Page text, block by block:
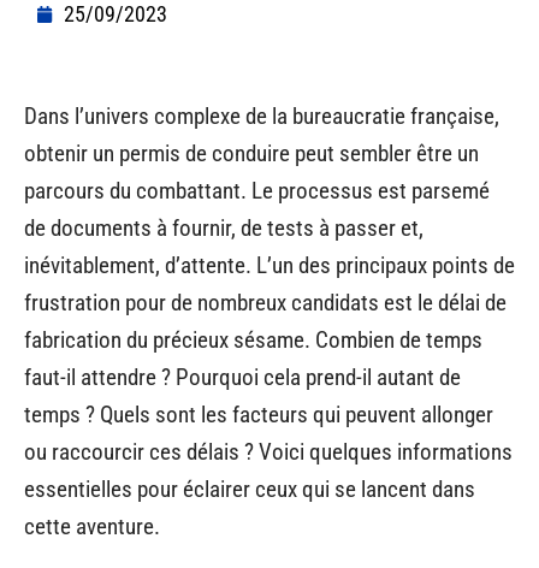
25/09/2023
Dans l’univers complexe de la bureaucratie française,
obtenir un permis de conduire peut sembler être un
parcours du combattant. Le processus est parsemé
de documents à fournir, de tests à passer et,
inévitablement, d’attente. L’un des principaux points de
frustration pour de nombreux candidats est le délai de
fabrication du précieux sésame. Combien de temps
faut-il attendre ? Pourquoi cela prend-il autant de
temps ? Quels sont les facteurs qui peuvent allonger
ou raccourcir ces délais ? Voici quelques informations
essentielles pour éclairer ceux qui se lancent dans
cette aventure.